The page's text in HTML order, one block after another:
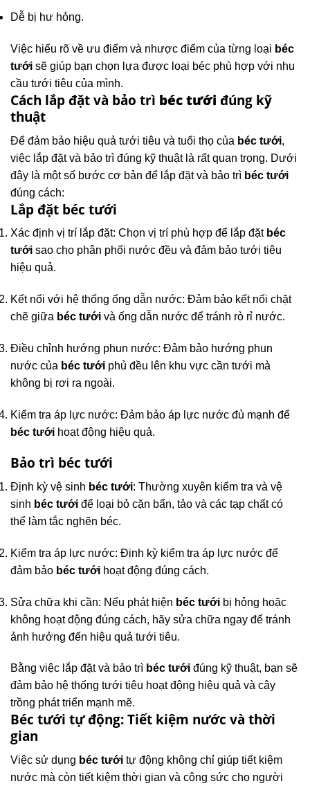
Dễ bị hư hỏng.
Việc hiểu rõ về ưu điểm và nhược điểm của từng loại béc
tưới sẽ giúp bạn chọn lựa được loại béc phù hợp với nhu
cầu tưới tiêu của mình.
Cách lắp đặt và bảo trì béc tưới đúng kỹ
thuật
Để đảm bảo hiệu quả tưới tiêu và tuổi thọ của béc tưới,
việc lắp đặt và bảo trì đúng kỹ thuật là rất quan trọng. Dưới
đây là một số bước cơ bản để lắp đặt và bảo trì béc tưới
đúng cách:
Lắp đặt béc tưới
Xác định vị trí lắp đặt: Chọn vị trí phù hợp để lắp đặt béc
tưới sao cho phân phối nước đều và đảm bảo tưới tiêu
hiệu quả.
Kết nối với hệ thống ống dẫn nước: Đảm bảo kết nối chặt
chẽ giữa béc tưới và ống dẫn nước để tránh rò rỉ nước.
Điều chỉnh hướng phun nước: Đảm bảo hướng phun
nước của béc tưới phủ đều lên khu vực cần tưới mà
không bị rơi ra ngoài.
Kiểm tra áp lực nước: Đảm bảo áp lực nước đủ mạnh để
béc tưới hoạt động hiệu quả.
Bảo trì béc tưới
Định kỳ vệ sinh béc tưới: Thường xuyên kiểm tra và vệ
sinh béc tưới để loại bỏ cặn bẩn, tảo và các tạp chất có
thể làm tắc nghẽn béc.
Kiểm tra áp lực nước: Định kỳ kiểm tra áp lực nước để
đảm bảo béc tưới hoạt động đúng cách.
Sửa chữa khi cần: Nếu phát hiện béc tưới bị hỏng hoặc
không hoạt động đúng cách, hãy sửa chữa ngay để tránh
ảnh hưởng đến hiệu quả tưới tiêu.
Bằng việc lắp đặt và bảo trì béc tưới đúng kỹ thuật, bạn sẽ
đảm bảo hệ thống tưới tiêu hoạt động hiệu quả và cây
trồng phát triển mạnh mẽ.
Béc tưới tự động: Tiết kiệm nước và thời
gian
Việc sử dụng béc tưới tự động không chỉ giúp tiết kiệm
nước mà còn tiết kiệm thời gian và công sức cho người